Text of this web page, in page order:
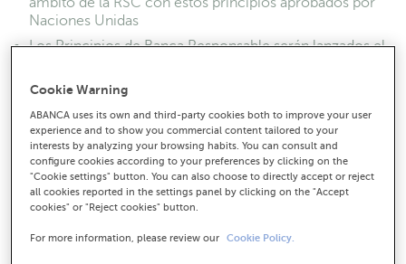
Naciones Unidas
Los Principios de Banca Responsable serán lanzados el
de Naciones Unidas
Cookie Warning
ABANCA uses its own and third-party cookies both to improve your user
experience and to show you commercial content tailored to your
interests by analyzing your browsing habits. You can consult and
configure cookies according to your preferences by clicking on the
"Cookie settings" button. You can also choose to directly accept or reject
all cookies reported in the settings panel by clicking on the "Accept
cookies" or "Reject cookies" button.
For more information, please review our Cookie Policy.